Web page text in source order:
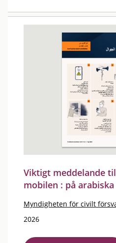
Viktigt meddelande
mobilen : på arabiska
Myndigheten för civilt
2026